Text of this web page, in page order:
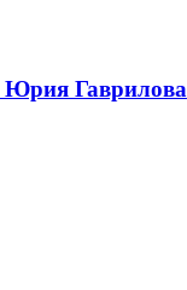
Юрия Гаврилова